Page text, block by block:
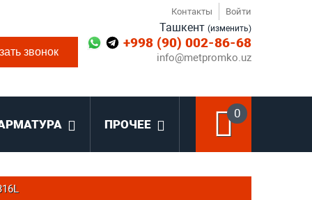
Ташкент (изменить)
+998 (90) 002-86-68
info@metpromko.uz
Контакты Войти
звонок
0
ПРОЧЕЕ